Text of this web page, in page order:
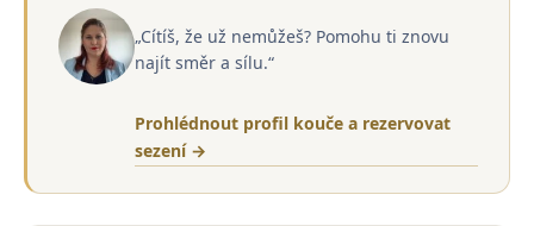
„Cítíš, že už nemůžeš? Pomohu ti znovu
najít směr a sílu.“
Prohlédnout profil kouče a rezervovat
sezení →